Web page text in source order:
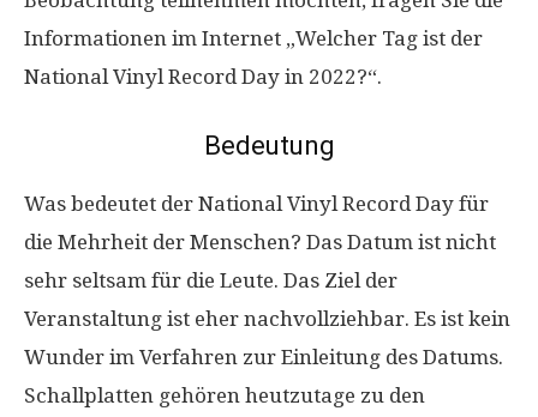
Informationen im Internet „Welcher Tag ist der
National Vinyl Record Day in 2022?“.
Bedeutung
Was bedeutet der National Vinyl Record Day für
die Mehrheit der Menschen? Das Datum ist nicht
sehr seltsam für die Leute. Das Ziel der
Veranstaltung ist eher nachvollziehbar. Es ist kein
Wunder im Verfahren zur Einleitung des Datums.
Schallplatten gehören heutzutage zu den